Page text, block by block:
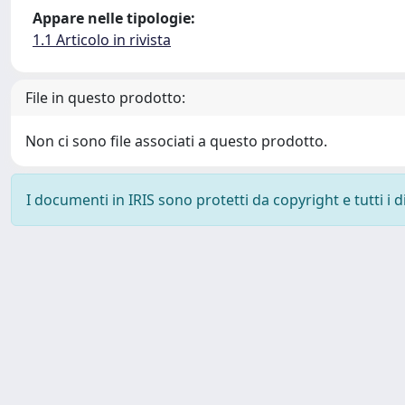
Appare nelle tipologie:
1.1 Articolo in rivista
File in questo prodotto:
Non ci sono file associati a questo prodotto.
I documenti in IRIS sono protetti da copyright e tutti i